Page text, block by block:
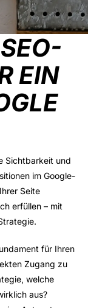
EIN
Sichtbarkeit und
im Google-
Seite
erfüllen – mit
für Ihren
Zugang zu
welche
aus?